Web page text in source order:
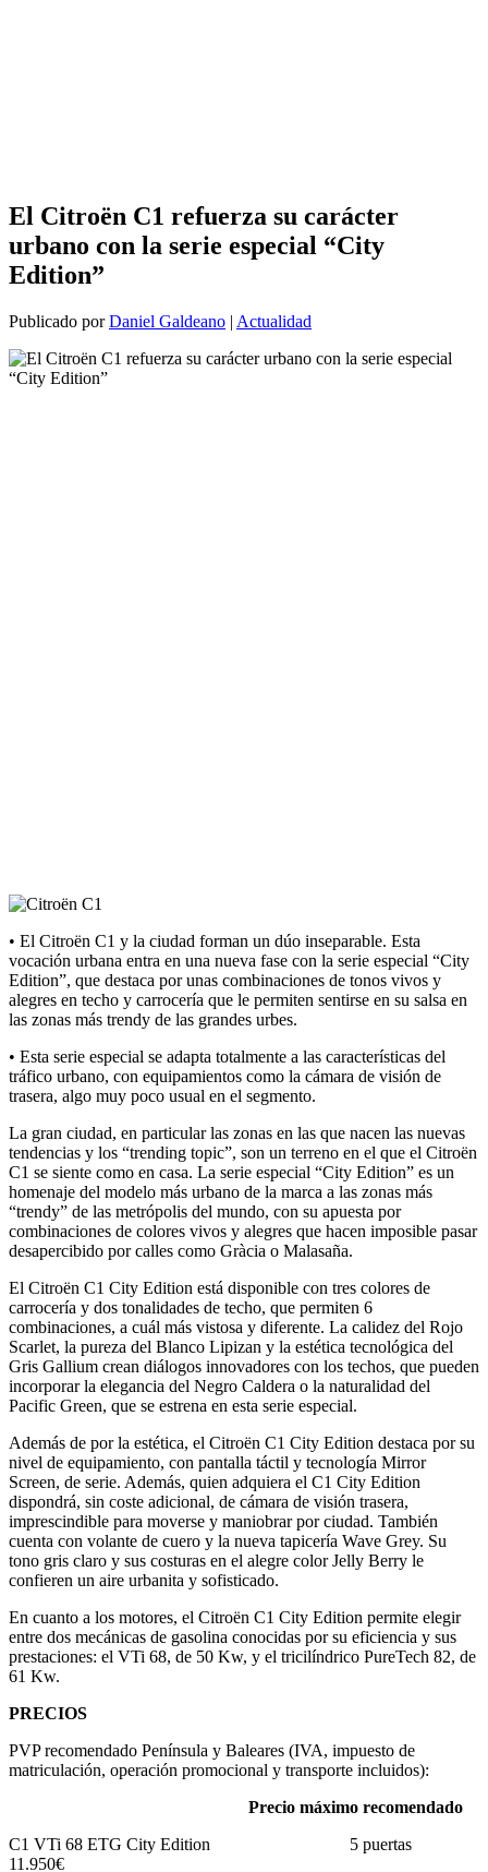
El Citroën C1 refuerza su carácter
urbano con la serie especial “City
Edition”
Publicado porDaniel Galdeano | Actualidad
• El Citroën C1 y la ciudad forman un dúo inseparable. Esta
vocación urbana entra en una nueva fase con la serie especial “City
Edition”, que destaca por unas combinaciones de tonos vivos y
alegres en techo y carrocería que le permiten sentirse en su salsa en
las zonas más trendy de las grandes urbes.
• Esta serie especial se adapta totalmente a las características del
tráfico urbano, con equipamientos como la cámara de visión de
trasera, algo muy poco usual en el segmento.
La gran ciudad, en particular las zonas en las que nacen las nuevas
tendencias y los “trending topic”, son un terreno en el que el Citroën
C1 se siente como en casa. La serie especial “City Edition” es un
homenaje del modelo más urbano de la marca a las zonas más
“trendy” de las metrópolis del mundo, con su apuesta por
combinaciones de colores vivos y alegres que hacen imposible pasar
desapercibido por calles como Gràcia o Malasaña.
El Citroën C1 City Edition está disponible con tres colores de
carrocería y dos tonalidades de techo, que permiten 6
combinaciones, a cuál más vistosa y diferente. La calidez del Rojo
Scarlet, la pureza del Blanco Lipizan y la estética tecnológica del
Gris Gallium crean diálogos innovadores con los techos, que pueden
incorporar la elegancia del Negro Caldera o la naturalidad del
Pacific Green, que se estrena en esta serie especial.
Además de por la estética, el Citroën C1 City Edition destaca por su
nivel de equipamiento, con pantalla táctil y tecnología Mirror
Screen, de serie. Además, quien adquiera el C1 City Edition
dispondrá, sin coste adicional, de cámara de visión trasera,
imprescindible para moverse y maniobrar por ciudad. También
cuenta con volante de cuero y la nueva tapicería Wave Grey. Su
tono gris claro y sus costuras en el alegre color Jelly Berry le
confieren un aire urbanita y sofisticado.
En cuanto a los motores, el Citroën C1 City Edition permite elegir
entre dos mecánicas de gasolina conocidas por su eficiencia y sus
prestaciones: el VTi 68, de 50 Kw, y el tricilíndrico PureTech 82, de
61 Kw.
PRECIOS
PVP recomendado Península y Baleares (IVA, impuesto de
matriculación, operación promocional y transporte incluidos):
Precio máximo recomendado
C1 VTi 68 ETG City Edition 5 puertas
11.950€